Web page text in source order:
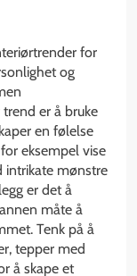
for
og
er å bruke
en følelse
eksempel vise
intrikate mønstre
er det å
måte å
Tenk på å
tepper med
å skape et